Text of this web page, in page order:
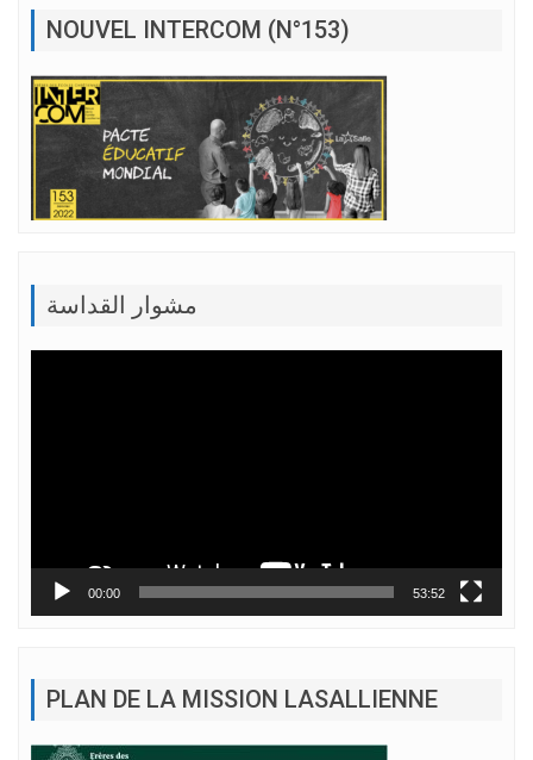
NOUVEL INTERCOM (N°153)
مشوار القداسة
00:00 53:52
PLAN DE LA MISSION LASALLIENNE